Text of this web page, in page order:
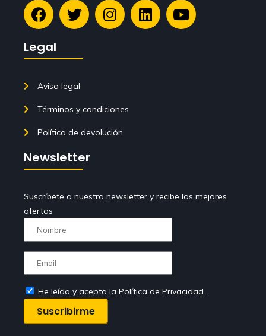
Legal
Aviso legal
Términos y condiciones
Política de devolución
Newsletter
Suscríbete a nuestra newsletter y recibe las mejores
ofertas
He leído y acepto la Política de Privacidad.